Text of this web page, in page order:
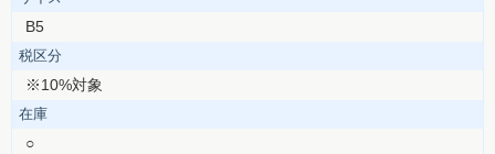
B5
税区分
※10%対象
在庫
○